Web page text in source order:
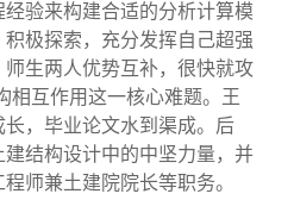
验来构建合适的分析计算模
极探索，充分发挥自己超强
生两人优势互补，很快就攻
相互作用这一核心难题。王
，毕业论文水到渠成。后
结构设计中的中坚力量，并
师兼土建院院长等职务。